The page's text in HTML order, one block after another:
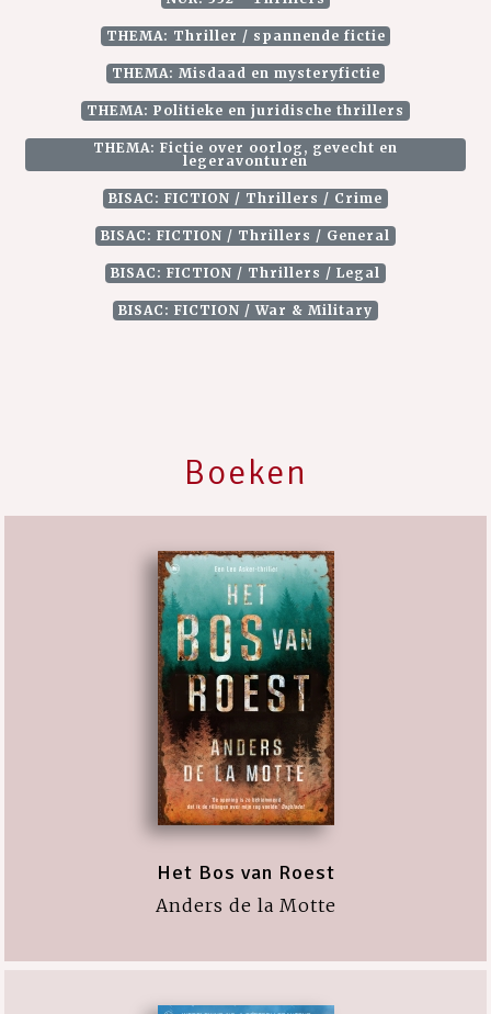
THEMA: Thriller / spannende fictie
THEMA: Misdaad en mysteryfictie
THEMA: Politieke en juridische thrillers
THEMA: Fictie over oorlog, gevecht en
legeravonturen
BISAC: FICTION / Thrillers / Crime
BISAC: FICTION / Thrillers / General
BISAC: FICTION / Thrillers / Legal
BISAC: FICTION / War & Military
Boeken
Het Bos van Roest
Anders de la Motte